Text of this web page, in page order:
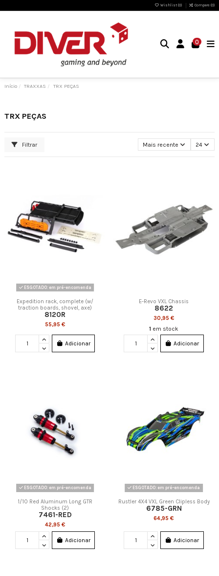
Wishlist (0) Compare (0)
0
Início TRAXXAS TRX PEÇAS
TRX PEÇAS
Filtrar Mais recente 24
ESGOTADO: em pré-encomenda
Expedition rack, complete (w/
traction boards, shovel, axe)
8120R
55,95 €
Adicionar
E-Revo VXL Chassis
8622
30,95 €
1 em stock
Adicionar
ESGOTADO: em pré-encomenda
1/10 Red Aluminum Long GTR
Shocks (2)
7461-RED
42,95 €
Adicionar
ESGOTADO: em pré-encomenda
Rustler 4X4 VXL Green Clipless Body
6785-GRN
64,95 €
Adicionar